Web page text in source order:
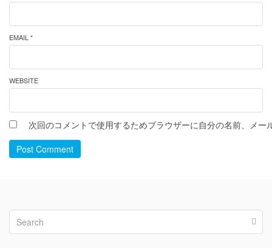
EMAIL *
WEBSITE
次回のコメントで使用するためブラウザーに自分の名前、メー
Post Comment